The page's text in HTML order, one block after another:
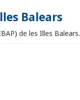
Balears
de les Illes Balears.